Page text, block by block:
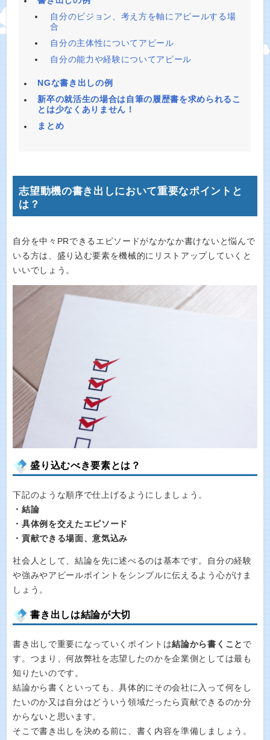
自分のビジョン、考え方を軸にアピールする場
合
自分の主体性についてアピール
自分の能力や経験についてアピール
NGな書き出しの例
新卒の就活生の場合は自筆の履歴書を求められるこ
とは少なくありません！
まとめ
志望動機の書き出しにおいて重要なポイントと
は？
自分を中々PRできるエピソードがなかなか書けないと悩んで
いる方は、盛り込む要素を機械的にリストアップしていくと
いいでしょう。
盛り込むべき要素とは？
下記のような順序で仕上げるようにしましょう。
・結論
・具体例を交えたエピソード
・貢献できる場面、意気込み
社会人として、結論を先に述べるのは基本です。自分の経験
や強みやアピールポイントをシンプルに伝えるよう心がけま
しょう。
書き出しは結論が大切
書き出しで重要になっていくポイントは結論から書くこと で
す。つまり、何故弊社を志望したのかを企業側としては最も
知りたいのです。
結論から書くといっても、具体的にその会社に入って何をし
たいのか又は自分はどういう領域だったら貢献できるのか分
からないと思います。
そこで書き出しを決める前に、書く内容を準備しましょう。